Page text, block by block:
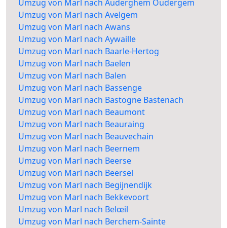
Umzug von Marl nach Auderghem Oudergem
Umzug von Marl nach Avelgem
Umzug von Marl nach Awans
Umzug von Marl nach Aywaille
Umzug von Marl nach Baarle-Hertog
Umzug von Marl nach Baelen
Umzug von Marl nach Balen
Umzug von Marl nach Bassenge
Umzug von Marl nach Bastogne Bastenach
Umzug von Marl nach Beaumont
Umzug von Marl nach Beauraing
Umzug von Marl nach Beauvechain
Umzug von Marl nach Beernem
Umzug von Marl nach Beerse
Umzug von Marl nach Beersel
Umzug von Marl nach Begijnendijk
Umzug von Marl nach Bekkevoort
Umzug von Marl nach Belœil
Umzug von Marl nach Berchem-Sainte